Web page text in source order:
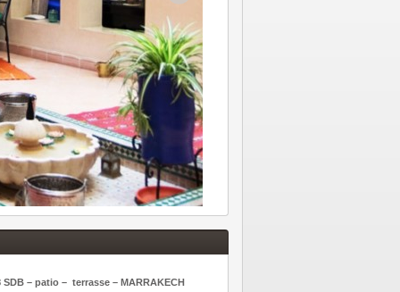
SDB – patio – terrasse – MARRAKECH